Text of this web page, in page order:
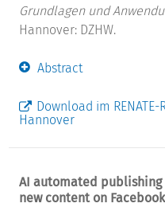
Grundlagen und
Hannover: DZHW.
Abstract
Download im
Hannover
AI automated
new content on